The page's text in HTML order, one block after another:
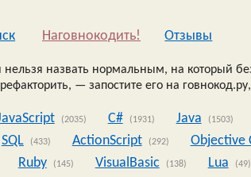
Наговнокодить! Oтзывы
назвать нормальным, на который
— запостите его на
(2035) C# (1931) Java (1503)
SQL (433) ActionScript (292) Objective
Ruby (145) VisualBasic (138) Lua (49)